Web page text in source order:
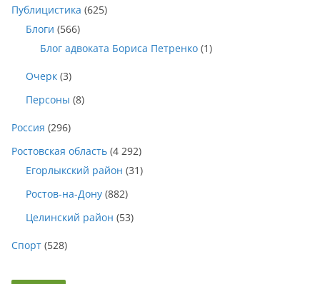
Публицистика (625)
Блоги (566)
Блог адвоката Бориса Петренко (1)
Очерк (3)
Персоны (8)
Россия (296)
Ростовская область (4 292)
Егорлыкский район (31)
Ростов-на-Дону (882)
Целинский район (53)
Спорт (528)